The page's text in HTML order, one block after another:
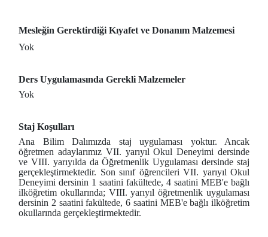
Mesleğin Gerektirdiği Kıyafet ve Donanım Malzemesi
Yok
Ders Uygulamasında Gerekli Malzemeler
Yok
Staj Koşulları
Ana Bilim Dalımızda staj uygulaması yoktur. Ancak
öğretmen adaylarımız VII. yarıyıl Okul Deneyimi dersinde
ve VIII. yarıyılda da Öğretmenlik Uygulaması dersinde staj
gerçekleştirmektedir. Son sınıf öğrencileri VII. yarıyıl Okul
Deneyimi dersinin 1 saatini fakültede, 4 saatini MEB'e bağlı
ilköğretim okullarında; VIII. yarıyıl öğretmenlik uygulaması
dersinin 2 saatini fakültede, 6 saatini MEB'e bağlı ilköğretim
okullarında gerçekleştirmektedir.